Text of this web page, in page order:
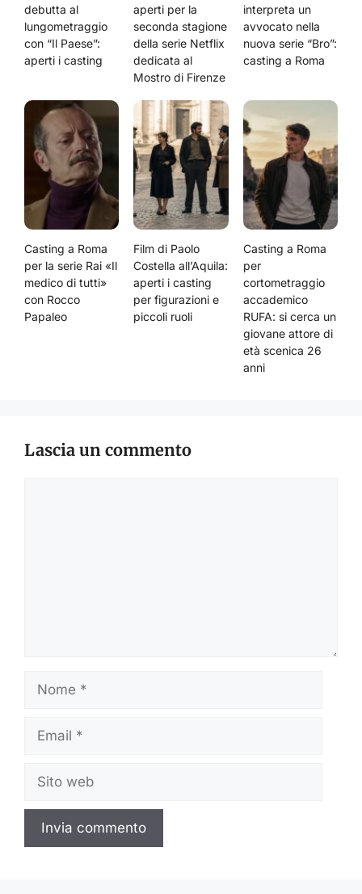
debutta al
lungometraggio
con “Il Paese”:
aperti i casting
aperti per la
seconda stagione
della serie Netflix
dedicata al
Mostro di Firenze
interpreta un
avvocato nella
nuova serie “Bro”:
casting a Roma
Casting a Roma
per la serie Rai «Il
medico di tutti»
con Rocco
Papaleo
Film di Paolo
Costella all’Aquila:
aperti i casting
per figurazioni e
piccoli ruoli
Casting a Roma
per
cortometraggio
accademico
RUFA: si cerca un
giovane attore di
età scenica 26
anni
Lascia un commento
Nome
Email
Sito
web